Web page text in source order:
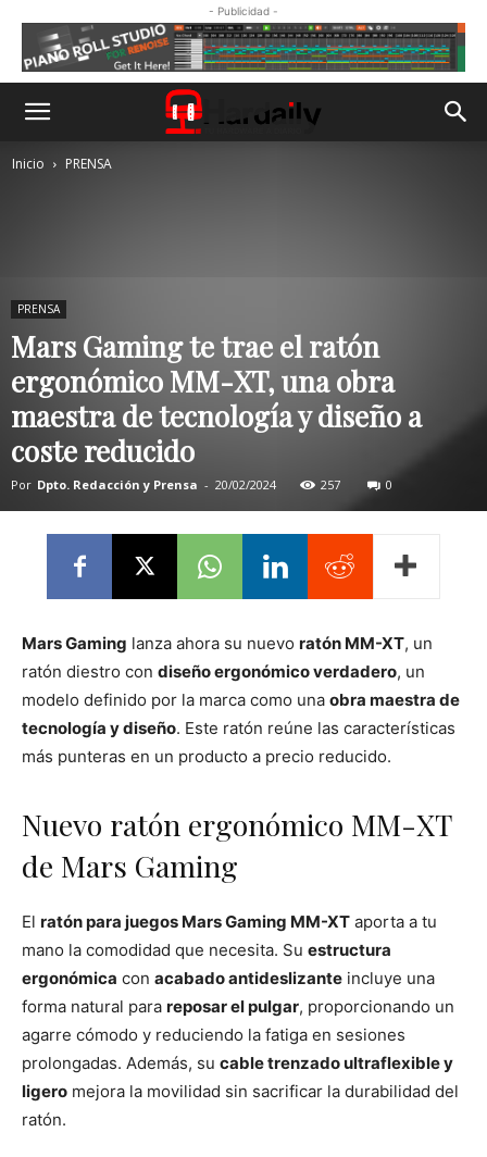
- Publicidad -
Inicio PRENSA
PRENSA
Mars Gaming te trae el ratón
ergonómico MM-XT, una obra
maestra de tecnología y diseño a
coste reducido
Por Dpto. Redacción y Prensa - 20/02/2024 257 0
Mars Gaming lanza ahora su nuevo ratón MM-XT, un
ratón diestro con diseño ergonómico verdadero, un
modelo definido por la marca como una obra maestra de
tecnología y diseño. Este ratón reúne las características
más punteras en un producto a precio reducido.
Nuevo ratón ergonómico MM-XT
de Mars Gaming
El ratón para juegos Mars Gaming MM-XT aporta a tu
mano la comodidad que necesita. Su estructura
ergonómica con acabado antideslizante incluye una
forma natural para reposar el pulgar, proporcionando un
agarre cómodo y reduciendo la fatiga en sesiones
prolongadas. Además, su cable trenzado ultraflexible y
ligero mejora la movilidad sin sacrificar la durabilidad del
ratón.